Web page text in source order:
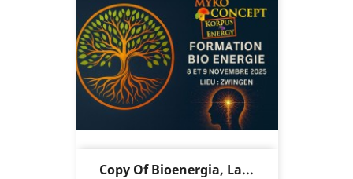
Copy Of Bioenergia, La...